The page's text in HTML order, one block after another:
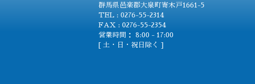
群馬県邑楽郡大泉町寄木戸1661-5
TEL : 0276-55-2314
FAX : 0276-55-2354
営業時間： 8:00 - 17:00
[ 土・日・祝日除く ]